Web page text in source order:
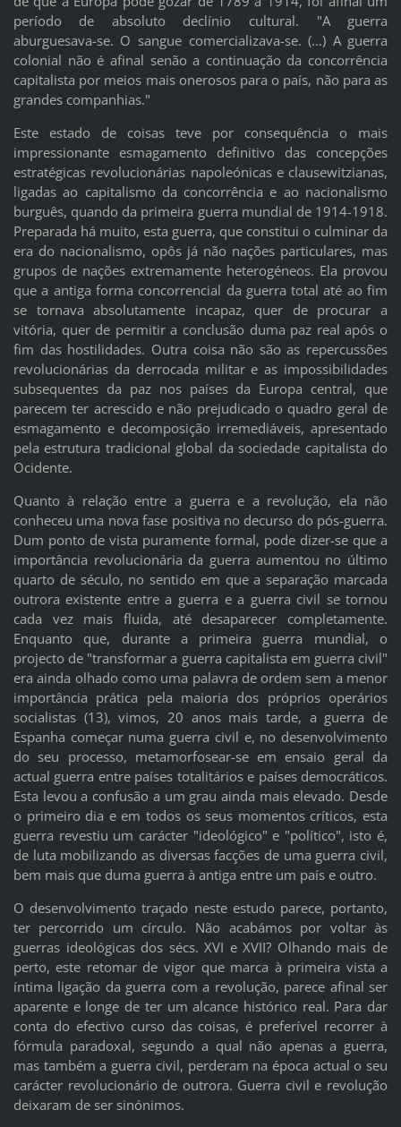
período de absoluto declínio cultural. "A guerra
aburguesava-se. O sangue comercializava-se. (…) A guerra
colonial não é afinal senão a continuação da concorrência
capitalista por meios mais onerosos para o país, não para as
grandes companhias."
Este estado de coisas teve por consequência o mais
impressionante esmagamento definitivo das concepções
estratégicas revolucionárias napoleónicas e clausewitzianas,
ligadas ao capitalismo da concorrência e ao nacionalismo
burguês, quando da primeira guerra mundial de 1914-1918.
Preparada há muito, esta guerra, que constitui o culminar da
era do nacionalismo, opôs já não nações particulares, mas
grupos de nações extremamente heterogéneos. Ela provou
que a antiga forma concorrencial da guerra total até ao fim
se tornava absolutamente incapaz, quer de procurar a
vitória, quer de permitir a conclusão duma paz real após o
fim das hostilidades. Outra coisa não são as repercussões
revolucionárias da derrocada militar e as impossibilidades
subsequentes da paz nos países da Europa central, que
parecem ter acrescido e não prejudicado o quadro geral de
esmagamento e decomposição irremediáveis, apresentado
pela estrutura tradicional global da sociedade capitalista do
Ocidente.
Quanto à relação entre a guerra e a revolução, ela não
conheceu uma nova fase positiva no decurso do pós-guerra.
Dum ponto de vista puramente formal, pode dizer-se que a
importância revolucionária da guerra aumentou no último
quarto de século, no sentido em que a separação marcada
outrora existente entre a guerra e a guerra civil se tornou
cada vez mais fluida, até desaparecer completamente.
Enquanto que, durante a primeira guerra mundial, o
projecto de "transformar a guerra capitalista em guerra civil"
era ainda olhado como uma palavra de ordem sem a menor
importância prática pela maioria dos próprios operários
socialistas (13), vimos, 20 anos mais tarde, a guerra de
Espanha começar numa guerra civil e, no desenvolvimento
do seu processo, metamorfosear-se em ensaio geral da
actual guerra entre países totalitários e países democráticos.
Esta levou a confusão a um grau ainda mais elevado. Desde
o primeiro dia e em todos os seus momentos críticos, esta
guerra revestiu um carácter "ideológico" e "político", isto é,
de luta mobilizando as diversas facções de uma guerra civil,
bem mais que duma guerra à antiga entre um país e outro.
O desenvolvimento traçado neste estudo parece, portanto,
ter percorrido um círculo. Não acabámos por voltar às
guerras ideológicas dos sécs. XVI e XVII? Olhando mais de
perto, este retomar de vigor que marca à primeira vista a
íntima ligação da guerra com a revolução, parece afinal ser
aparente e longe de ter um alcance histórico real. Para dar
conta do efectivo curso das coisas, é preferível recorrer à
fórmula paradoxal, segundo a qual não apenas a guerra,
mas também a guerra civil, perderam na época actual o seu
carácter revolucionário de outrora. Guerra civil e revolução
deixaram de ser sinónimos.